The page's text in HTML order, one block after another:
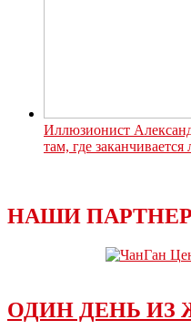
Иллюзионист
там, где заканчивается
НАШИ
ОДИН ДЕНЬ ИЗ